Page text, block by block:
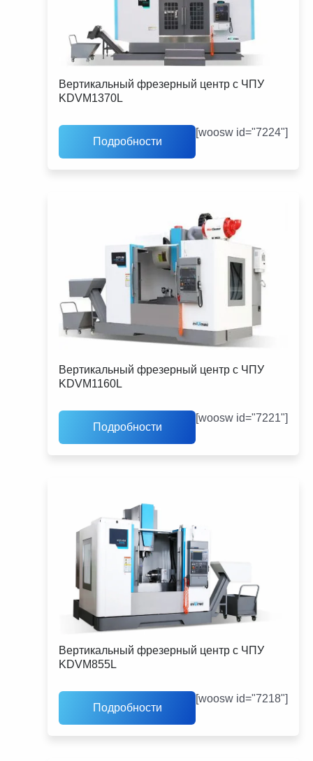
Вертикальный фрезерный центр с ЧПУ
KDVM1370L
Подробности
[woosw id="7224"]
Вертикальный фрезерный центр с ЧПУ
KDVM1160L
Подробности
[woosw id="7221"]
Вертикальный фрезерный центр с ЧПУ
KDVM855L
Подробности
[woosw id="7218"]